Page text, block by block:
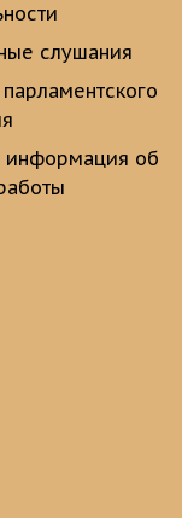
слушания
информация об